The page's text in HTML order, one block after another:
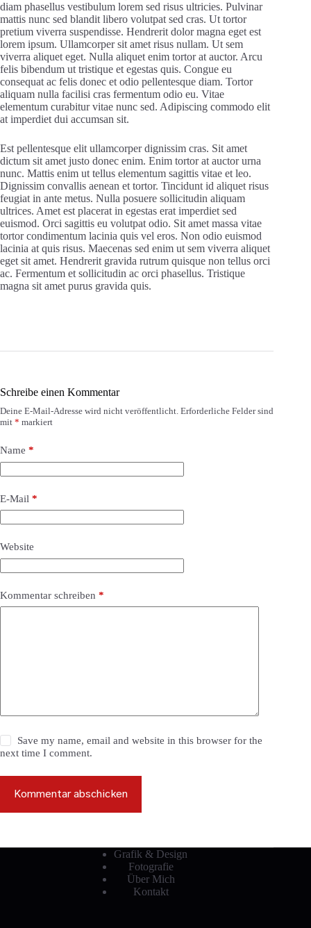
diam phasellus vestibulum lorem sed risus ultricies. Pulvinar
mattis nunc sed blandit libero volutpat sed cras. Ut tortor
pretium viverra suspendisse. Hendrerit dolor magna eget est
lorem ipsum. Ullamcorper sit amet risus nullam. Ut sem
viverra aliquet eget. Nulla aliquet enim tortor at auctor. Arcu
felis bibendum ut tristique et egestas quis. Congue eu
consequat ac felis donec et odio pellentesque diam. Tortor
aliquam nulla facilisi cras fermentum odio eu. Vitae
elementum curabitur vitae nunc sed. Adipiscing commodo elit
at imperdiet dui accumsan sit.
Est pellentesque elit ullamcorper dignissim cras. Sit amet
dictum sit amet justo donec enim. Enim tortor at auctor urna
nunc. Mattis enim ut tellus elementum sagittis vitae et leo.
Dignissim convallis aenean et tortor. Tincidunt id aliquet risus
feugiat in ante metus. Nulla posuere sollicitudin aliquam
ultrices. Amet est placerat in egestas erat imperdiet sed
euismod. Orci sagittis eu volutpat odio. Sit amet massa vitae
tortor condimentum lacinia quis vel eros. Non odio euismod
lacinia at quis risus. Maecenas sed enim ut sem viverra aliquet
eget sit amet. Hendrerit gravida rutrum quisque non tellus orci
ac. Fermentum et sollicitudin ac orci phasellus. Tristique
magna sit amet purus gravida quis.
Schreibe einen Kommentar
Deine E-Mail-Adresse wird nicht veröffentlicht. Erforderliche Felder sind
mit * markiert
Name *
E-Mail *
Website
Kommentar schreiben *
Save my name, email and website in this browser for the
next time I comment.
Kommentar abschicken
Grafik & Design
Fotografie
Über Mich
Kontakt